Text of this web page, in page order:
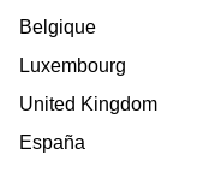
Belgique
Luxembourg
United Kingdom
España